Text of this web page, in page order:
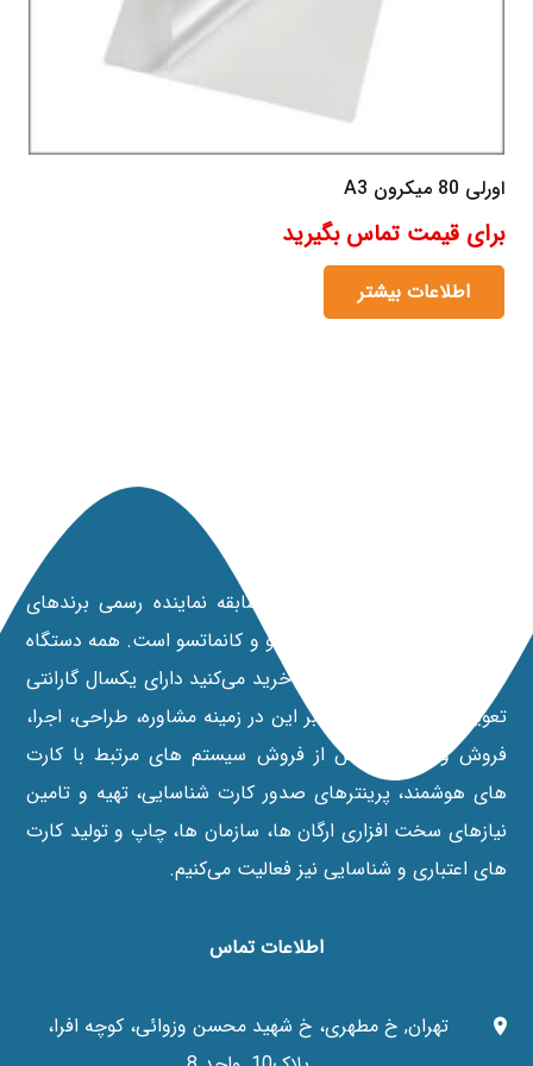
اورلی 80 میکرون A3
برای قیمت تماس بگیرید
اطلاعات بیشتر
شرکت مانی کارت با 20 سال سابقه نماینده رسمی برندهای
پرینترهای داسکام، نیسکا، فارگو و کانماتسو است. همه دستگاه‌
هایی که از نمایندگی رسمی خرید می‌کنید دارای یکسال گارانتی
تعویض می‌باشند. علاوه بر این در زمينه مشاوره، طراحی، اجرا،
فروش و خدمات پس از فروش سیستم های مرتبط با کارت
های هوشمند، پرينترهای صدور کارت شناسایی، تهیه و تامین
نیازهای سخت افزاری ارگان ها، سازمان ها، چاپ و تولید کارت
های اعتباری و شناسایی نیز فعالیت می‌کنیم.
اطلاعات تماس
تهران, خ مطهری، خ شهید محسن وزوائی، کوچه افرا،